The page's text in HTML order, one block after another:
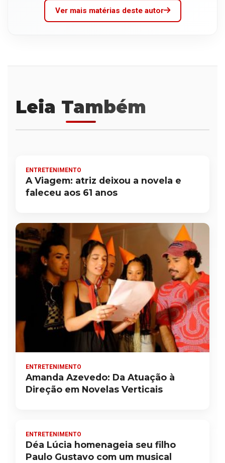
Ver mais matérias deste autor
Leia Também
ENTRETENIMENTO
A Viagem: atriz deixou a novela e
faleceu aos 61 anos
ENTRETENIMENTO
Amanda Azevedo: Da Atuação à
Direção em Novelas Verticais
ENTRETENIMENTO
Déa Lúcia homenageia seu filho
Paulo Gustavo com um musical